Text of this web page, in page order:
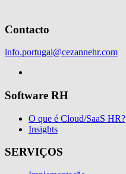
Contacto
info.portugal@cezannehr.com
Software RH
O que é Cloud/SaaS HR?
Insights
SERVIÇOS